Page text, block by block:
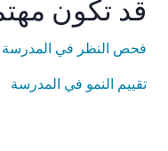
قد تكون
فحص النظر في المدرسة
تقييم النمو في المدرسة